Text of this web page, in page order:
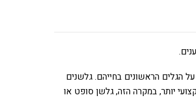
הגלים הראשונים בחייהם. גלשנים
יותר, במקרה הזה, גלשן סופט או